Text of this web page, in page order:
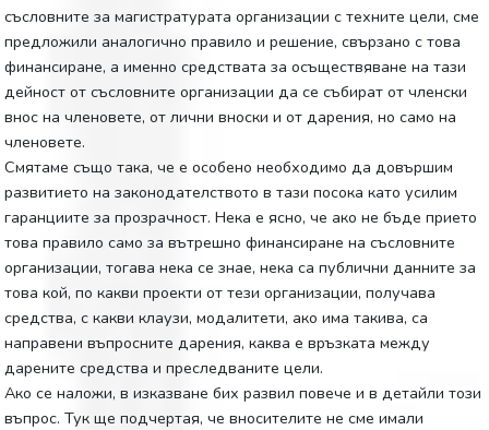
съсловните за магистратурата организации с техните цели, сме
предложили аналогично правило и решение, свързано с това
финансиране, а именно средствата за осъществяване на тази
дейност от съсловните организации да се събират от членски
внос на членовете, от лични вноски и от дарения, но само на
членовете.
Смятаме също така, че е особено необходимо да довършим
развитието на законодателството в тази посока като усилим
гаранциите за прозрачност. Нека е ясно, че ако не бъде прието
това правило само за вътрешно финансиране на съсловните
организации, тогава нека се знае, нека са публични данните за
това кой, по какви проекти от тези организации, получава
средства, с какви клаузи, модалитети, ако има такива, са
направени въпросните дарения, каква е връзката между
дарените средства и преследваните цели.
Ако се наложи, в изказване бих развил повече и в детайли този
въпрос. Тук ще подчертая, че вносителите не сме имали